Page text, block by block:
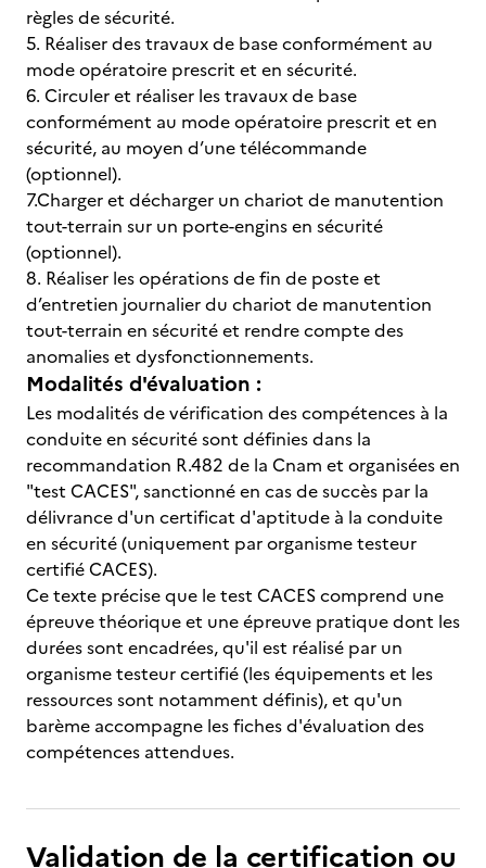
règles de sécurité.
5. Réaliser des travaux de base conformément au
mode opératoire prescrit et en sécurité.
6. Circuler et réaliser les travaux de base
conformément au mode opératoire prescrit et en
sécurité, au moyen d’une télécommande
(optionnel).
7.Charger et décharger un chariot de manutention
tout-terrain sur un porte-engins en sécurité
(optionnel).
8. Réaliser les opérations de fin de poste et
d’entretien journalier du chariot de manutention
tout-terrain en sécurité et rendre compte des
anomalies et dysfonctionnements.
Modalités d'évaluation :
Les modalités de vérification des compétences à la
conduite en sécurité sont définies dans la
recommandation R.482 de la Cnam et organisées en
"test CACES", sanctionné en cas de succès par la
délivrance d'un certificat d'aptitude à la conduite
en sécurité (uniquement par organisme testeur
certifié CACES).
Ce texte précise que le test CACES comprend une
épreuve théorique et une épreuve pratique dont les
durées sont encadrées, qu'il est réalisé par un
organisme testeur certifié (les équipements et les
ressources sont notamment définis), et qu'un
barème accompagne les fiches d'évaluation des
compétences attendues.
Validation de la certification ou